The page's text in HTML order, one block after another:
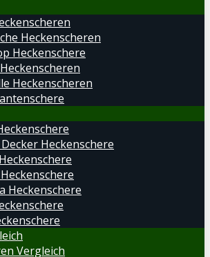
Heckenscheren
Heckenschere
Heckenscheren
Heckenschere
Heckenschere
Vergleich